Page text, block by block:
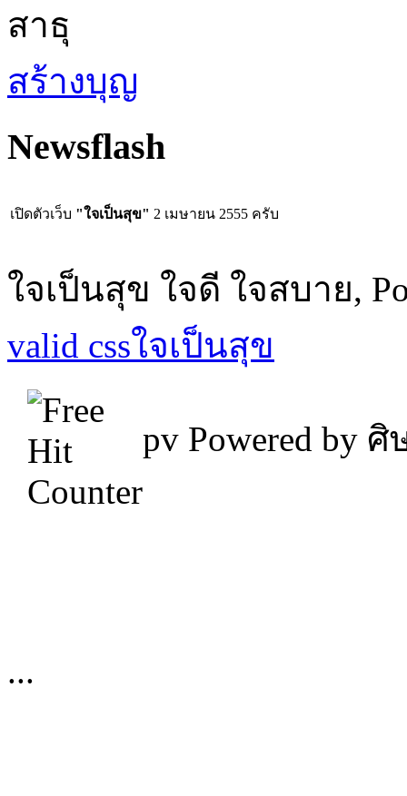
สาธุ
สร้างบุญ
Newsflash
เปิดตัวเว็บ "ใจเป็นสุข" 2 เมษายน 2555 ครับ
ใจเป็นสุข ใจดี ใจสบาย,
valid cssใจเป็นสุข
pv Powered by ศิ
...